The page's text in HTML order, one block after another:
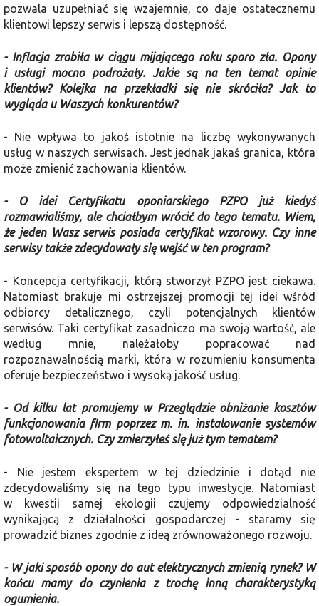
pozwala uzupełniać się wzajemnie, co daje ostatecznemu
klientowi lepszy serwis i lepszą dostępność.
- Inflacja zrobiła w ciągu mijającego roku sporo zła. Opony
i usługi mocno podrożały. Jakie są na ten temat opinie
klientów? Kolejka na przekładki się nie skróciła? Jak to
wygląda u Waszych konkurentów?
- Nie wpływa to jakoś istotnie na liczbę wykonywanych
usług w naszych serwisach. Jest jednak jakaś granica, która
może zmienić zachowania klientów.
- O idei Certyfikatu oponiarskiego PZPO już kiedyś
rozmawialiśmy, ale chciałbym wrócić do tego tematu. Wiem,
że jeden Wasz serwis posiada certyfikat wzorowy. Czy inne
serwisy także zdecydowały się wejść w ten program?
- Koncepcja certyfikacji, którą stworzył PZPO jest ciekawa.
Natomiast brakuje mi ostrzejszej promocji tej idei wśród
odbiorcy detalicznego, czyli potencjalnych klientów
serwisów. Taki certyfikat zasadniczo ma swoją wartość, ale
według mnie, należałoby popracować nad
rozpoznawalnością marki, która w rozumieniu konsumenta
oferuje bezpieczeństwo i wysoką jakość usług.
- Od kilku lat promujemy w Przeglądzie obniżanie kosztów
funkcjonowania firm poprzez m. in. instalowanie systemów
fotowoltaicznych. Czy zmierzyłeś się już tym tematem?
- Nie jestem ekspertem w tej dziedzinie i dotąd nie
zdecydowaliśmy się na tego typu inwestycje. Natomiast
w kwestii samej ekologii czujemy odpowiedzialność
wynikającą z działalności gospodarczej - staramy się
prowadzić biznes zgodnie z ideą zrównoważonego rozwoju.
- W jaki sposób opony do aut elektrycznych zmienią rynek? W
końcu mamy do czynienia z trochę inną charakterystyką
ogumienia.